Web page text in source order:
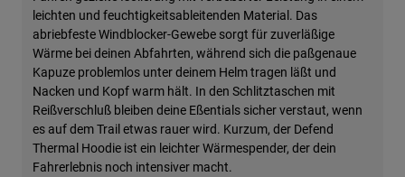
leichten und feuchtigkeitsableitenden Material. Das
abriebfeste Windblocker-Gewebe sorgt für zuverläßige
Wärme bei deinen Abfahrten, während sich die paßgenaue
Kapuze problemlos unter deinem Helm tragen läßt und
Nacken und Kopf warm hält. In den Schlitztaschen mit
Reißverschluß bleiben deine Eßentials sicher verstaut, wenn
es auf dem Trail etwas rauer wird. Kurzum, der Defend
Thermal Hoodie ist ein leichter Wärmespender, der dein
Fahrerlebnis noch intensiver macht.